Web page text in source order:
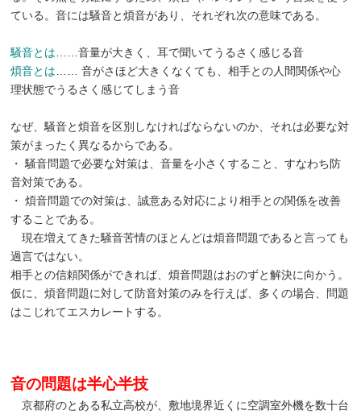
ている。音には騒音と煩音があり、それぞれ次の意味である。
騒音とは ……音量が大きく、耳で聞いてうるさく感じる音
煩音とは …… 音がさほど大きくなくても、相手との人間関係や心
理状態でうるさく感じてしまう音
なぜ、騒音と煩音を区別しなければならないのか、それは必要な対
策がまったく異なるからである。
・ 騒音問題で必要な対策は、音量を小さくすること、すなわち防
音対策である。
・ 煩音問題での対策は、誠意ある対応により相手との関係を改善
することである。
現在増えてきた騒音苦情のほとんどは煩音問題であると言っても
過言ではない。
相手との信頼関係ができれば、煩音問題はおのずと解決に向かう。
仮に、煩音問題に対して防音対策のみを行えば、多くの場合、問題
はこじれてエスカレートする。
音の問題は半心半技
京都府のとある私立高校が、敷地境界近くに空調室外機を数十台